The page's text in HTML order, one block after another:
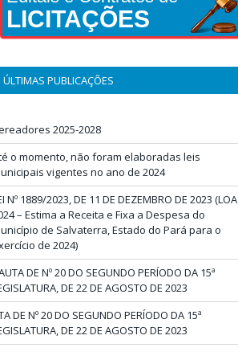
LICITAÇÕES
ÚLTIMAS PUBLICAÇÕES
2025-2028
o momento, não foram elaboradas leis
vigentes no ano de 2024
Nº 1889/2023, DE 11 DE DEZEMBRO DE 2023 (LOA
– Estima a Receita e Fixa a Despesa do
de Salvaterra, Estado do Pará para o
de 2024)
DE Nº 20 DO SEGUNDO PERÍODO DA 15ª
DE 22 DE AGOSTO DE 2023
DE Nº 20 DO SEGUNDO PERÍODO DA 15ª
DE 22 DE AGOSTO DE 2023